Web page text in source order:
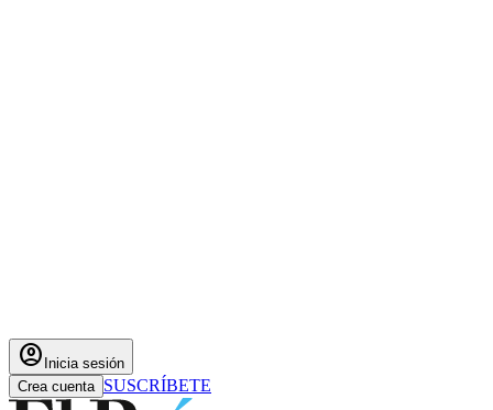
account_circle Inicia sesión
Crea cuenta SUSCRÍBETE